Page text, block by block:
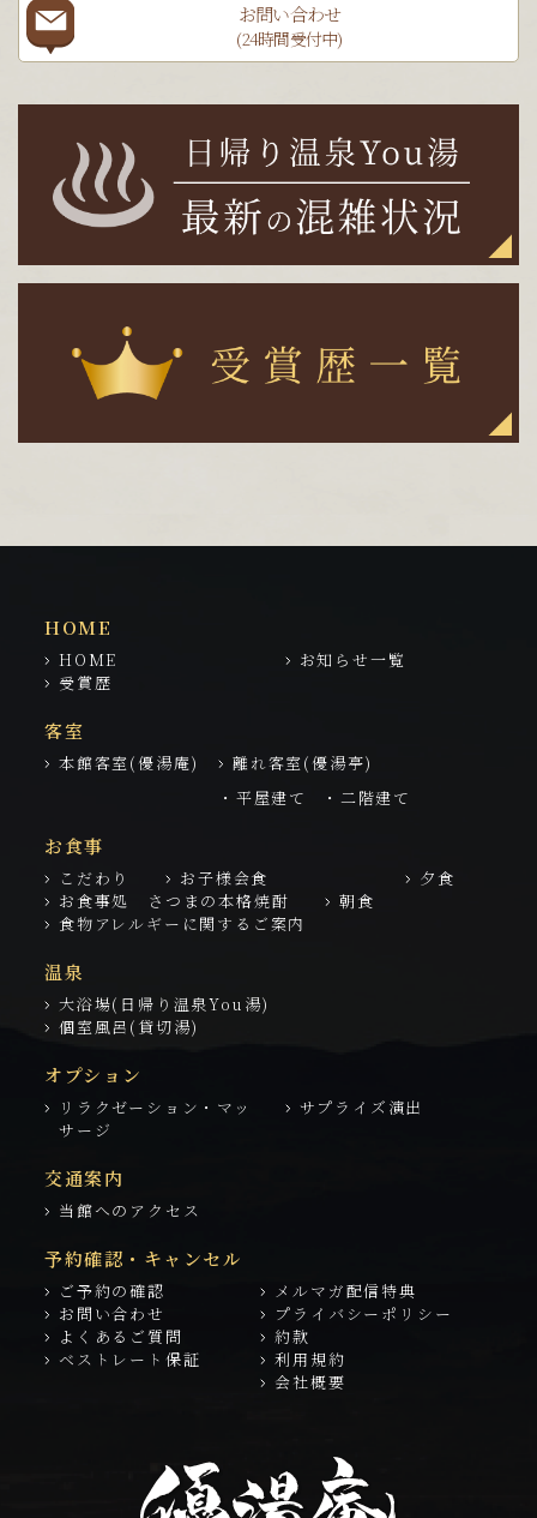
お問い合わせ
(24時間受付中)
HOME
HOME
お知らせ一覧
受賞歴
客室
本館客室(優湯庵)
離れ客室(優湯亭)
・平屋建て
・二階建て
お食事
こだわり お子様会食
夕食
お食事処 さつまの本格焼酎
朝食
食物アレルギーに関するご案内
温泉
大浴場(日帰り温泉You湯)
個室風呂(貸切湯)
オプション
リラクゼーション・マッ
サージ
サプライズ演出
交通案内
当館へのアクセス
予約確認・キャンセル
ご予約の確認
メルマガ配信特典
お問い合わせ
プライバシーポリシー
よくあるご質問
約款
ベストレート保証
利用規約
会社概要